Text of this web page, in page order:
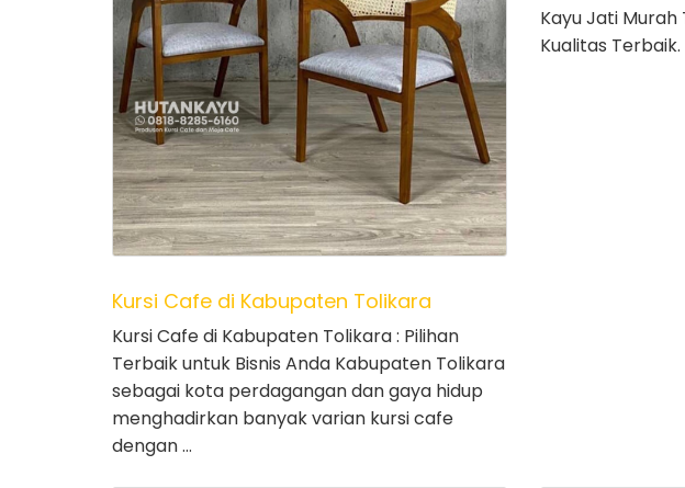
Kursi Cafe di Kabupaten Tolikara
Kursi Cafe di Kabupaten Tolikara : Pilihan
Terbaik untuk Bisnis Anda Kabupaten Tolikara
sebagai kota perdagangan dan gaya hidup
menghadirkan banyak varian kursi cafe
dengan …
Kayu Jati
Kualitas